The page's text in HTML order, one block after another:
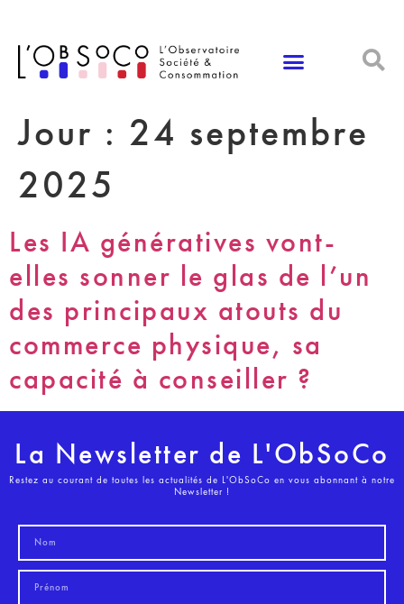
Jour : 24 septembre
2025
Les IA génératives vont-
elles sonner le glas de l’un
des principaux atouts du
commerce physique, sa
capacité à conseiller ?
La Newsletter de L'ObSoCo
Restez au courant de toutes les actualités de L'ObSoCo en vous abonnant à notre
Newsletter !